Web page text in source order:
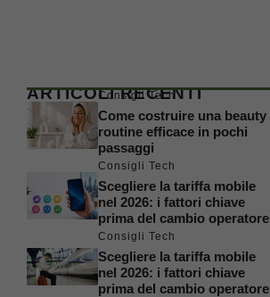
ARTICOLI RECENTI
Consigli Tech
Come costruire una beauty
routine efficace in pochi
passaggi
Consigli Tech
Scegliere la tariffa mobile
nel 2026: i fattori chiave
prima del cambio operatore
Consigli Tech
Scegliere la tariffa mobile
nel 2026: i fattori chiave
prima del cambio operatore